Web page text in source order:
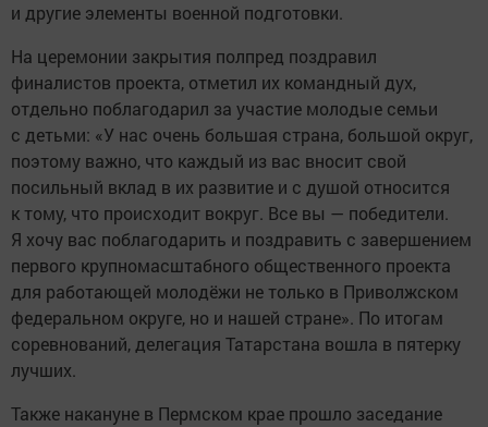
и другие элементы военной подготовки.
На церемонии закрытия полпред поздравил
финалистов проекта, отметил их командный дух,
отдельно поблагодарил за участие молодые семьи
с детьми: «У нас очень большая страна, большой округ,
поэтому важно, что каждый из вас вносит свой
посильный вклад в их развитие и с душой относится
к тому, что происходит вокруг. Все вы — победители.
Я хочу вас поблагодарить и поздравить с завершением
первого крупномасштабного общественного проекта
для работающей молодёжи не только в Приволжском
федеральном округе, но и нашей стране». По итогам
соревнований, делегация Татарстана вошла в пятерку
лучших.
Также накануне в Пермском крае прошло заседание